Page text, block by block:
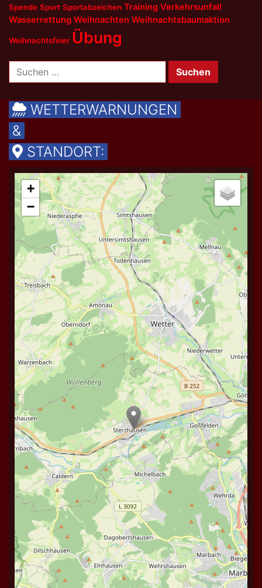
Spende Sport Sportabzeichen Training Verkehrsunfall
Wasserrettung Weihnachten Weihnachtsbaumaktion
Weihnachtsfeier Übung
nach:
WETTERWARNUNGEN
&
STANDORT: